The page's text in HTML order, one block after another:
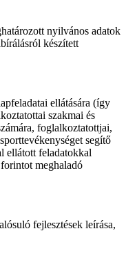
nyilvános adatok
készített
ellátására (így
szakmai és
foglalkoztatottjai,
segítő
ellátott feladatokkal
meghaladó
fejlesztések leírása,